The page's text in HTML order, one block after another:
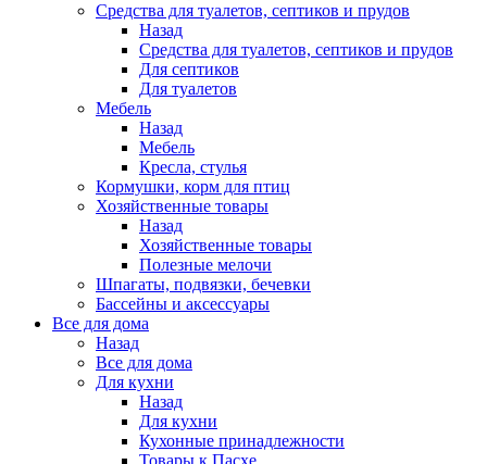
Средства для туалетов, септиков и прудов
Назад
Средства для туалетов, септиков и прудов
Для септиков
Для туалетов
Мебель
Назад
Мебель
Кресла, стулья
Кормушки, корм для птиц
Хозяйственные товары
Назад
Хозяйственные товары
Полезные мелочи
Шпагаты, подвязки, бечевки
Бассейны и аксессуары
Все для дома
Назад
Все для дома
Для кухни
Назад
Для кухни
Кухонные принадлежности
Товары к Пасхе